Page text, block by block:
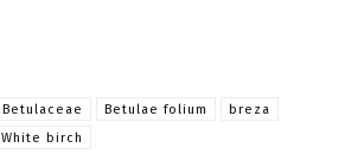
Betulaceae Betulae folium
breza
White birch